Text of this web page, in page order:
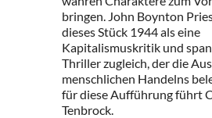
bringen. John Boynton
dieses Stück 1944 als eine
Kapitalismuskritik und
Thriller zugleich, der die
menschlichen Handelns
für diese Aufführung führt
Tenbrock.